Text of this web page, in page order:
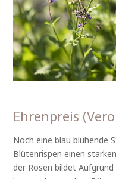
Ehrenpreis
Noch eine blau blühende
Blütenrispen einen
der Rosen bildet